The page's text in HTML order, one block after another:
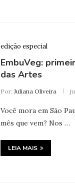
edição especial
EmbuVeg:
das Artes
Por: Juliana Oliveira
Você mora em São
mês que vem? Nos …
LEIA MAIS